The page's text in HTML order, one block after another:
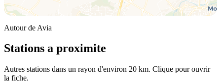
Autour de Avia
Stations a proximite
Autres stations dans un rayon d'environ 20 km. Clique pour ouvrir
la fiche.